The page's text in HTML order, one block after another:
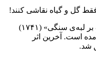
یکی از همین آثار، «دسته‌گلی با سوسک بر لبه‌ی سنگی» (۱۷۴۱)
است. آخرین اثر